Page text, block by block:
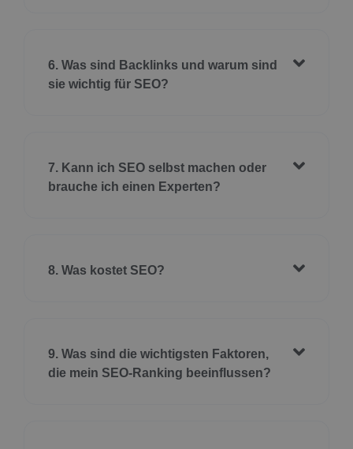
6. Was sind Backlinks und warum sind
sie wichtig für SEO?
7. Kann ich SEO selbst machen oder
brauche ich einen Experten?
8. Was kostet SEO?
9. Was sind die wichtigsten Faktoren,
die mein SEO-Ranking beeinflussen?